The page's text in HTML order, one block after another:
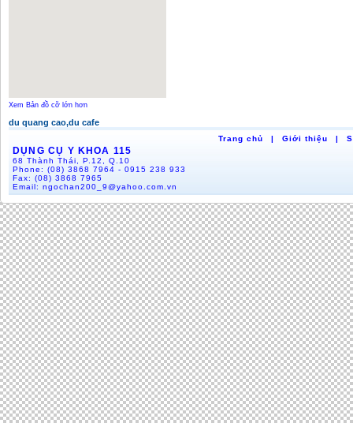
Xem Bản đồ cỡ lớn hơn
du quang cao,du cafe
Trang chủ | Giới thiệu |
DỤNG CỤ Y KHOA 115
68 Thành Thái, P.12, Q.10
Phone: (08) 3868 7964 - 0915 238 933
Fax: (08) 3868 7965
Email: ngochan200_9@yahoo.com.vn